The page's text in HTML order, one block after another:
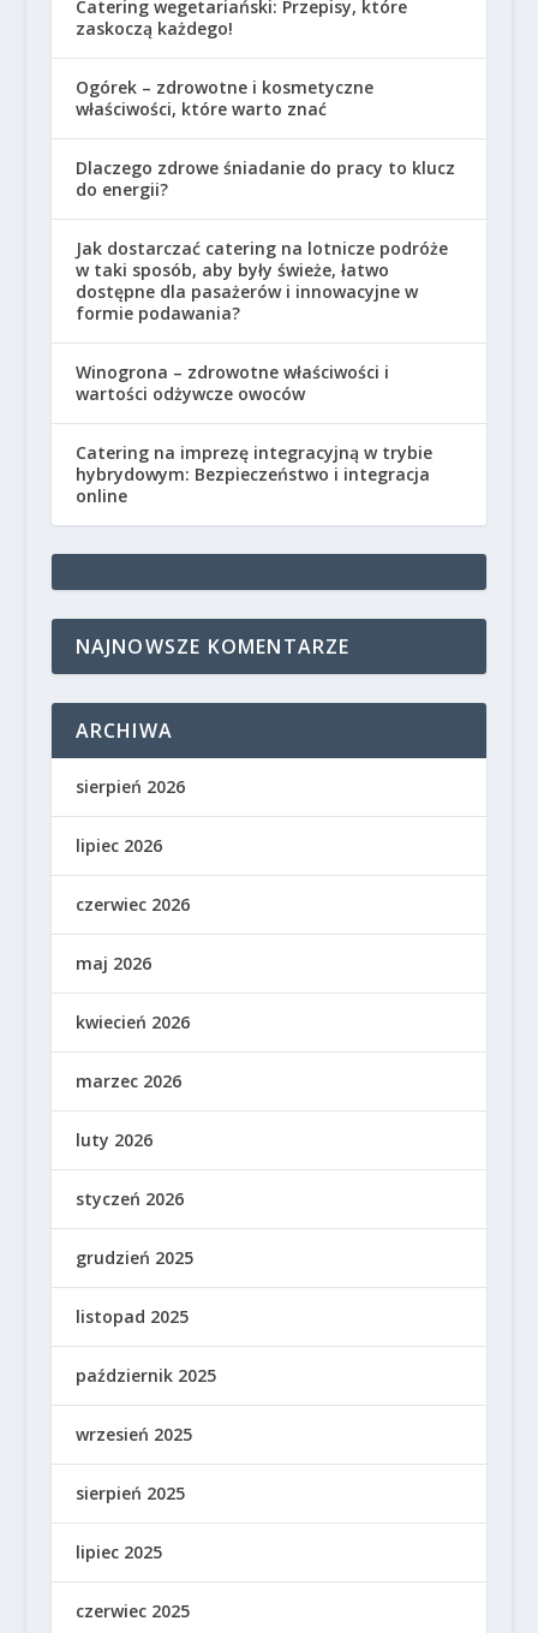
Catering wegetariański: Przepisy, które
zaskoczą każdego!
Ogórek – zdrowotne i kosmetyczne
właściwości, które warto znać
Dlaczego zdrowe śniadanie do pracy to klucz
do energii?
Jak dostarczać catering na lotnicze podróże
w taki sposób, aby były świeże, łatwo
dostępne dla pasażerów i innowacyjne w
formie podawania?
Winogrona – zdrowotne właściwości i
wartości odżywcze owoców
Catering na imprezę integracyjną w trybie
hybrydowym: Bezpieczeństwo i integracja
online
NAJNOWSZE KOMENTARZE
ARCHIWA
sierpień 2026
lipiec 2026
czerwiec 2026
maj 2026
kwiecień 2026
marzec 2026
luty 2026
styczeń 2026
grudzień 2025
listopad 2025
październik 2025
wrzesień 2025
sierpień 2025
lipiec 2025
czerwiec 2025